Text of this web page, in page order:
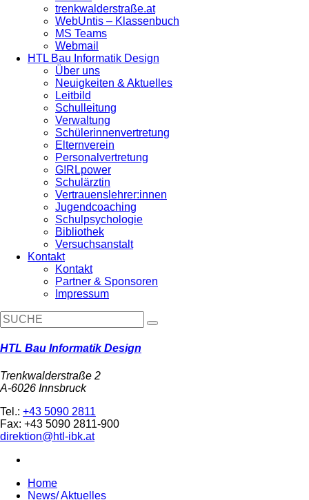
trenkwalderstraße.at
WebUntis – Klassenbuch
MS Teams
Webmail
HTL Bau Informatik Design
Über uns
Neuigkeiten & Aktuelles
Leitbild
Schulleitung
Verwaltung
Schülerinnenvertretung
Elternverein
Personalvertretung
G!RLpower
Schulärztin
Vertrauenslehrer:innen
Jugendcoaching
Schulpsychologie
Bibliothek
Versuchsanstalt
Kontakt
Kontakt
Partner & Sponsoren
Impressum
HTL Bau Informatik Design
Trenkwalderstraße 2
A-6026 Innsbruck
Tel.: +43 5090 2811
Fax: +43 5090 2811-900
direktion@htl-ibk.at
Home
News/ Aktuelles